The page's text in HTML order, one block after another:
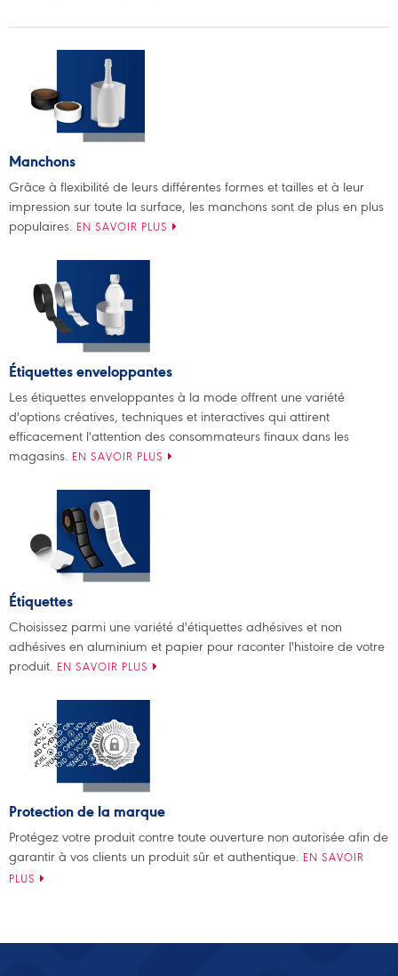
Manchons
Grâce à flexibilité de leurs différentes formes et tailles et à leur
impression sur toute la surface, les manchons sont de plus en plus
populaires. EN SAVOIR PLUS
Étiquettes enveloppantes
Les étiquettes enveloppantes à la mode offrent une variété
d'options créatives, techniques et interactives qui attirent
efficacement l'attention des consommateurs finaux dans les
magasins. EN SAVOIR PLUS
Étiquettes
Choisissez parmi une variété d'étiquettes adhésives et non
adhésives en aluminium et papier pour raconter l'histoire de votre
produit. EN SAVOIR PLUS
Protection de la marque
Protégez votre produit contre toute ouverture non autorisée afin de
garantir à vos clients un produit sûr et authentique. EN SAVOIR
PLUS